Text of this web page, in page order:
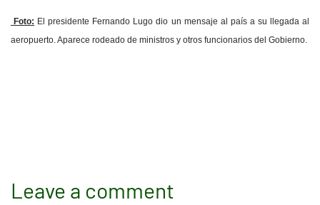
Foto: El presidente Fernando Lugo dio un mensaje al país a su llegada al
aeropuerto. Aparece rodeado de ministros y otros funcionarios del Gobierno.
Leave a comment